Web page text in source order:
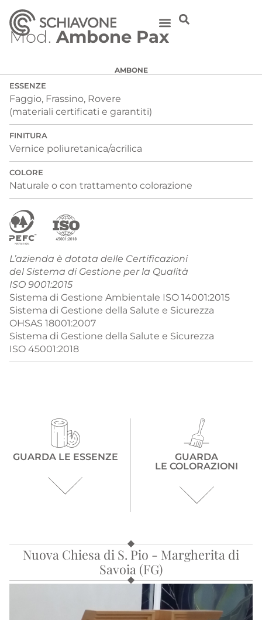
Mod. Ambone Pax
AMBONE
ESSENZE
Faggio, Frassino, Rovere
(materiali certificati e garantiti)
FINITURA
Vernice poliuretanica/acrilica
COLORE
Naturale o con trattamento colorazione
L’azienda è dotata delle Certificazioni
del Sistema di Gestione per la Qualità
ISO 9001:2015
Sistema di Gestione Ambientale ISO 14001:2015
Sistema di Gestione della Salute e Sicurezza
OHSAS 18001:2007
Sistema di Gestione della Salute e Sicurezza
ISO 45001:2018
GUARDA LE ESSENZE
GUARDA
LE COLORAZIONI
Nuova Chiesa di S. Pio - Margherita di
Savoia (FG)